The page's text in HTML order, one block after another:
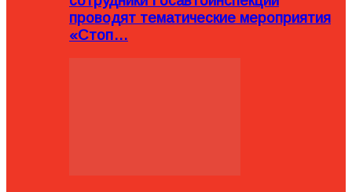
проводят тематические мероприятия
«Стоп…